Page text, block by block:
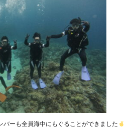
バーも全員海中にもぐることができました